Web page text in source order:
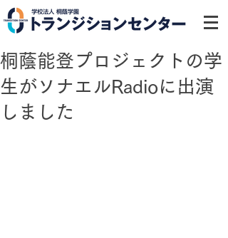
桐蔭能登プロジェクトの学
生がソナエルRadioに出演
しました